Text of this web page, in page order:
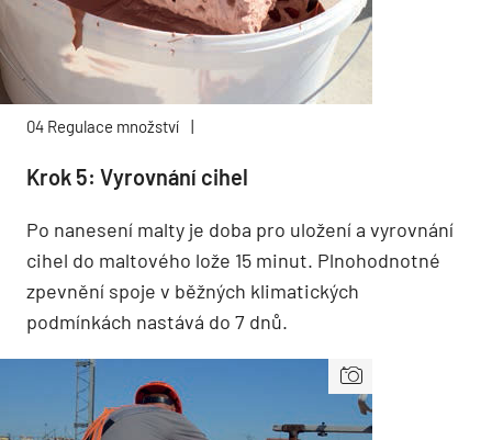
04 Regulace množství |
Krok 5: Vyrovnání cihel
Po nanesení malty je doba pro uložení a vyrovnání
cihel do maltového lože 15 minut. Plnohodnotné
zpevnění spoje v běžných klimatických
podmínkách nastává do 7 dnů.